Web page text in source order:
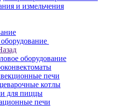
и измельчения
оборудование
печи
котлы
для пиццы
печи